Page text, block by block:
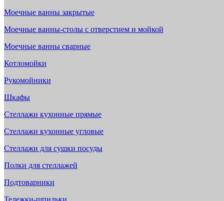
Моечные ванны закрытые
Моечные ванны-столы с отверстием и мойкой
Моечные ванны сварные
Котломойки
Рукомойники
Шкафы
Стеллажи кухонные прямые
Стеллажи кухонные угловые
Стеллажи для сушки посуды
Полки для стеллажей
Подтоварники
Тележки-шпильки